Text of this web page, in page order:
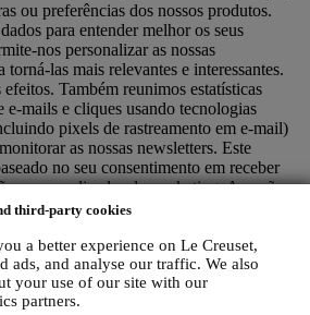
third-party cookies
a better experience on Le Creuset,
ads, and analyse our traffic. We also
your use of our site with our
partners.
ou preferências dos nossos produtos.
para entender melhor os seus
nos personalizar as nossas
torná-las mais relevantes e interessantes.
Também reunimos estatísticas
e-mails e cliques usando tecnologias
pixels de rastreamento em e-mail)
as nossas newsletters. Este
no seu consentimento em receber
personalizadas de marketing. A opção
exercida nos pontos em que as
você pode parar de receber nossas
momento, gratuitamente, clicando no
de inscrição no final de qualquer
pode fazê-lo entrando em contato